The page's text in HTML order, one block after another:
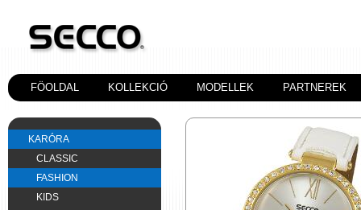
FÖOLDAL KOLLEKCIÓ MODELLEK PARTNEREK
KARÓRA
CLASSIC
FASHION
KIDS